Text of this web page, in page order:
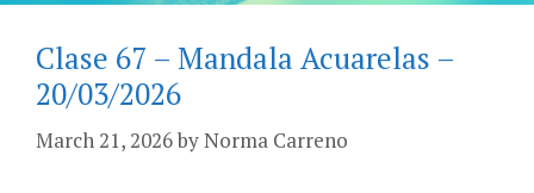
Clase 67 – Mandala Acuarelas –
20/03/2026
March 21, 2026byNorma Carreno